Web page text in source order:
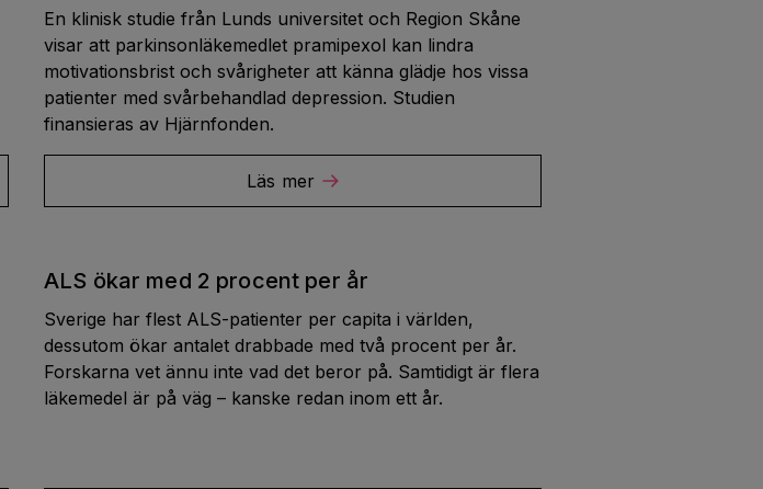
En klinisk studie från Lunds universitet och Region Skåne
visar att parkinsonläkemedlet pramipexol kan lindra
motivationsbrist och svårigheter att känna glädje hos vissa
patienter med svårbehandlad depression. Studien
finansieras av Hjärnfonden.
Läs mer
ALS ökar med 2 procent per år
Sverige har flest ALS-patienter per capita i världen,
dessutom ökar antalet drabbade med två procent per år.
Forskarna vet ännu inte vad det beror på. Samtidigt är flera
läkemedel är på väg – kanske redan inom ett år.